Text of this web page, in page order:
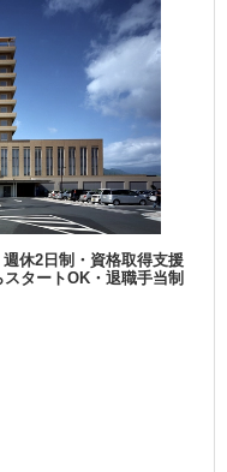
休2日制・資格取得支援
タートOK・退職手当制